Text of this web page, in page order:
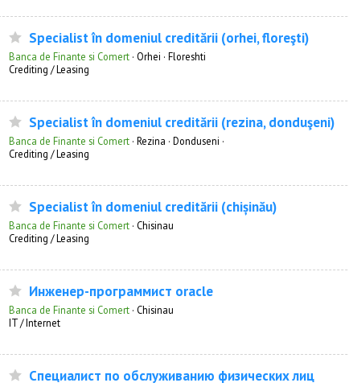
Specialist în domeniul creditării (orhei, floreşti)
Banca de Finante si Comert · Orhei · Floreshti
Сrediting / Leasing
Specialist în domeniul creditării (rezina, donduşeni)
Banca de Finante si Comert · Rezina · Donduseni ·
Сrediting / Leasing
Specialist în domeniul creditării (chișinău)
Banca de Finante si Comert · Chisinau
Сrediting / Leasing
Инженер-программист oracle
Banca de Finante si Comert · Chisinau
IT / Internet
Специалист по обслуживанию физических лиц